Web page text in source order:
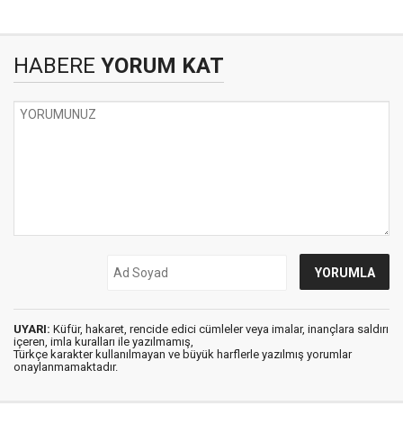
HABERE YORUM KAT
UYARI: Küfür, hakaret, rencide edici cümleler veya imalar, inançlara saldırı
içeren, imla kuralları ile yazılmamış,
Türkçe karakter kullanılmayan ve büyük harflerle yazılmış yorumlar
onaylanmamaktadır.